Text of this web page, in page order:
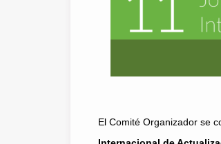
El Comité Organizador se